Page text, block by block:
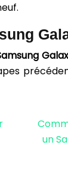
un